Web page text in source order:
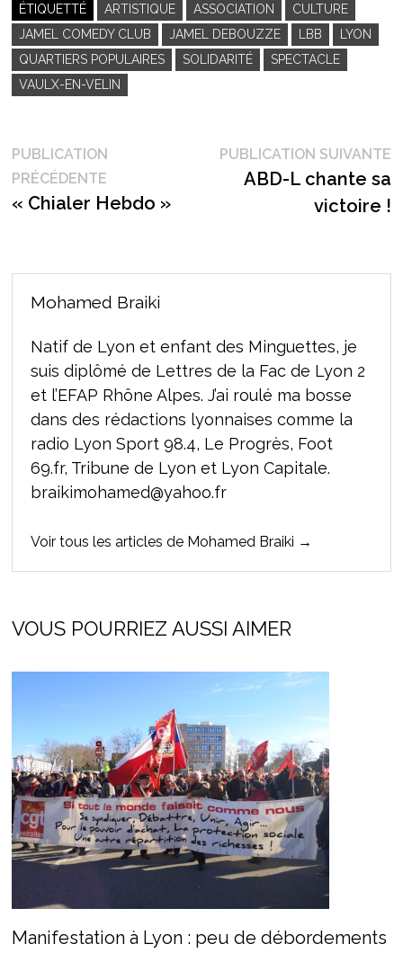
ÉTIQUETTÉ ARTISTIQUE ASSOCIATION
CULTURE
JAMEL COMEDY CLUB
JAMEL DEBOUZZE LBB
LYON
QUARTIERS POPULAIRES
SOLIDARITÉ
SPECTACLE
VAULX-EN-VELIN
Navigation
de
PUBLICATION
PRÉCÉDENTEPublication
précédente :
« Chialer Hebdo »
PUBLICATION SUIVANTE
ABD-L chante sa
victoire !
Mohamed Braiki
Natif de Lyon et enfant des Minguettes, je
suis diplômé de Lettres de la Fac de Lyon 2
et l’EFAP Rhône Alpes. J’ai roulé ma bosse
dans des rédactions lyonnaises comme la
radio Lyon Sport 98.4, Le Progrès, Foot
69.fr, Tribune de Lyon et Lyon Capitale.
braikimohamed@yahoo.fr
Voir tous les articles de Mohamed Braiki →
VOUS POURRIEZ AUSSI AIMER
Manifestation à Lyon : peu de débordements